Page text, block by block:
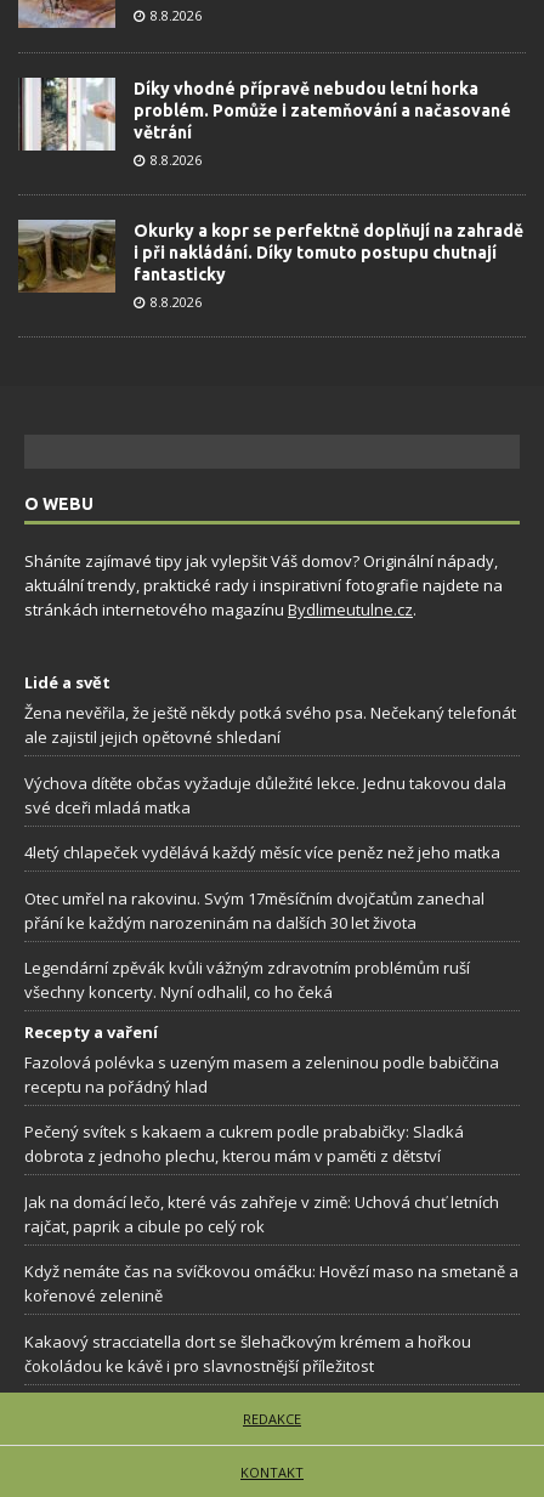
8.8.2026
Díky vhodné přípravě nebudou letní horka
problém. Pomůže i zatemňování a načasované
větrání
8.8.2026
Okurky a kopr se perfektně doplňují na zahradě
i při nakládání. Díky tomuto postupu chutnají
fantasticky
8.8.2026
O WEBU
Sháníte zajímavé tipy jak vylepšit Váš domov? Originální nápady,
aktuální trendy, praktické rady i inspirativní fotografie najdete na
stránkách internetového magazínu Bydlimeutulne.cz.
Lidé a svět
Žena nevěřila, že ještě někdy potká svého psa. Nečekaný telefonát
ale zajistil jejich opětovné shledaní
Výchova dítěte občas vyžaduje důležité lekce. Jednu takovou dala
své dceři mladá matka
4letý chlapeček vydělává každý měsíc více peněz než jeho matka
Otec umřel na rakovinu. Svým 17měsíčním dvojčatům zanechal
přání ke každým narozeninám na dalších 30 let života
Legendární zpěvák kvůli vážným zdravotním problémům ruší
všechny koncerty. Nyní odhalil, co ho čeká
Recepty a vaření
Fazolová polévka s uzeným masem a zeleninou podle babiččina
receptu na pořádný hlad
Pečený svítek s kakaem a cukrem podle prababičky: Sladká
dobrota z jednoho plechu, kterou mám v paměti z dětství
Jak na domácí lečo, které vás zahřeje v zimě: Uchová chuť letních
rajčat, paprik a cibule po celý rok
Když nemáte čas na svíčkovou omáčku: Hovězí maso na smetaně a
kořenové zelenině
Kakaový stracciatella dort se šlehačkovým krémem a hořkou
čokoládou ke kávě i pro slavnostnější příležitost
REDAKCE
KONTAKT